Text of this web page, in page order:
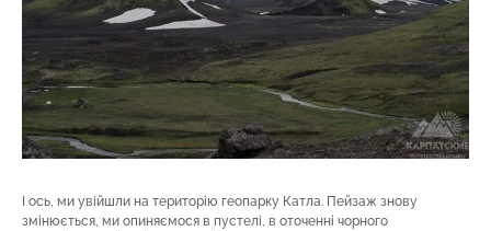
І ось, ми увійшли на територію геопарку Катла. Пейзаж знову
змінюється, ми опиняємося в пустелі, в оточенні чорного